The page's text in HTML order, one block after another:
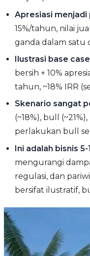
Apresiasi
15%/tahun, nilai
ganda dalam satu
Ilustrasi base
bersih + 10%
tahun, ~18% IRR
Skenario sangat
(~18%), bull
perlakukan bull
Ini adalah bisnis 5-
mengurangi
regulasi, dan
bersifat ilustratif,